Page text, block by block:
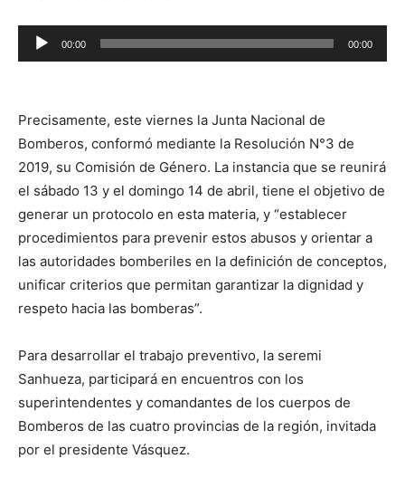
Reproductor
de
00:00 00:00
Precisamente, este viernes la Junta Nacional de
Bomberos, conformó mediante la Resolución N°3 de
2019, su Comisión de Género. La instancia que se reunirá
el sábado 13 y el domingo 14 de abril, tiene el objetivo de
generar un protocolo en esta materia, y “establecer
procedimientos para prevenir estos abusos y orientar a
las autoridades bomberiles en la definición de conceptos,
unificar criterios que permitan garantizar la dignidad y
respeto hacia las bomberas”.
Para desarrollar el trabajo preventivo, la seremi
Sanhueza, participará en encuentros con los
superintendentes y comandantes de los cuerpos de
Bomberos de las cuatro provincias de la región, invitada
por el presidente Vásquez.